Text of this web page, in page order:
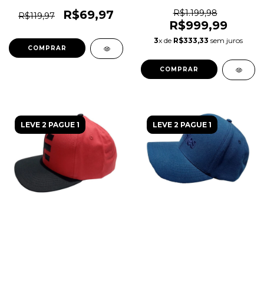
Original 1magnus
R$119,97 R$69,97
COMPRAR
1magnus
R$1.199,98
R$999,99
3x de R$333,33 sem juros
COMPRAR
LEVE 2 PAGUE 1 LEVE 2 PAGUE 1